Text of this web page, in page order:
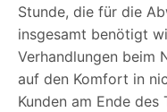
Stunde, die für die
insgesamt benötigt
Verhandlungen beim
auf den Komfort in
Kunden am Ende des